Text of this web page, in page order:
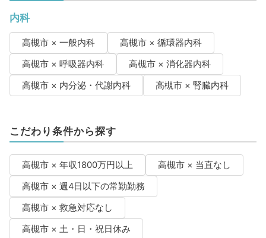
内科
高槻市 × 一般内科
高槻市 × 循環器内科
高槻市 × 呼吸器内科
高槻市 × 消化器内科
高槻市 × 内分泌・代謝内科
高槻市 × 腎臓内科
こだわり条件から探す
高槻市 × 年収1800万円以上
高槻市 × 当直なし
高槻市 × 週4日以下の常勤勤務
高槻市 × 救急対応なし
高槻市 × 土・日・祝日休み